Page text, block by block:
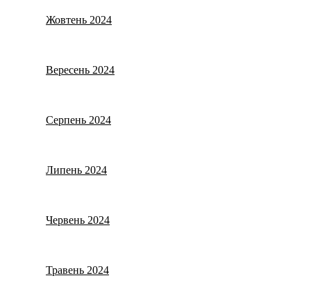
Жовтень 2024
Вересень 2024
Серпень 2024
Липень 2024
Червень 2024
Травень 2024